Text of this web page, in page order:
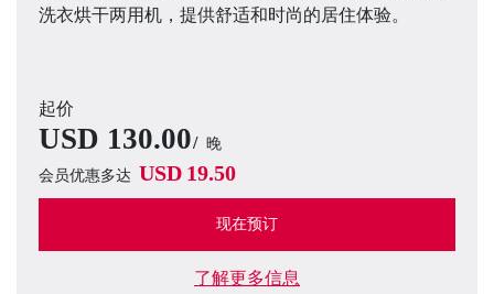
洗衣烘干两用机，提供舒适和时尚的居住体验。
起价
USD 130.00
晚
会员优惠多达 USD 19.50
现在预订
了解更多信息